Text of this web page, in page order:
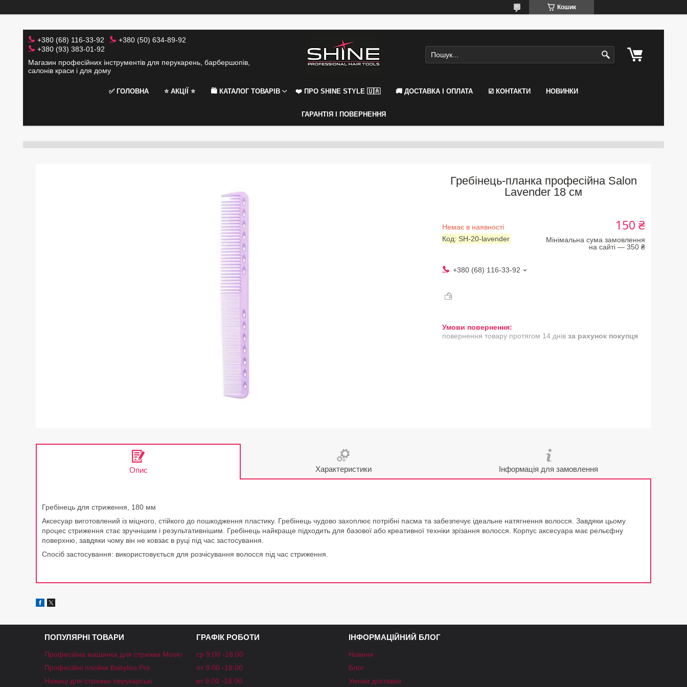
Кошик
+380 (68) 116-33-92
+380 (50) 634-89-92
+380 (93) 383-01-92
Магазин професійних інструментів для перукарень, барбершопів,
салонів краси і для дому
✅ ГОЛОВНА ⭐️ АКЦІЇ ⭐️ 🛍 КАТАЛОГ ТОВАРІВ ❤️ ПРО SHINE STYLE 🇺🇦 🚚 ДОСТАВКА І ОПЛАТА ☑️ КОНТАКТИ НОВИНКИ
ГАРАНТІЯ І ПОВЕРНЕННЯ
Гребінець-планка професійна Salon
Lavender 18 см
Немає в наявності
Код: SH-20-lavender
150 ₴
Мінімальна сума замовлення
на сайті — 350 ₴
+380 (68) 116-33-92
повернення товару протягом 14 днів за рахунок покупця
Опис Характеристики Інформація для замовлення
Гребінець для стриження, 180 мм
Аксесуар виготовлений із міцного, стійкого до пошкодження пластику. Гребінець чудово захоплює потрібні пасма та забезпечує ідеальне натягнення волосся. Завдяки цьому
процес стриження стає зручнішим і результативнішим. Гребінець найкраще підходить для базової або креативної техніки зрізання волосся. Корпус аксесуара має рельєфну
поверхню, завдяки чому він не ковзає в руці під час застосування.
Спосіб застосування: використовується для розчісування волосся під час стриження.
ПОПУЛЯРНІ ТОВАРИ
Професійна машинка для стрижки Moser
Професійні плойки Babyliss Pro
Ножиці для стрижки перукарські
ГРАФІК РОБОТИ
ср 9:00 -18:00
пт 9:00 -18:00
вт 9:00 -18:00
ІНФОРМАЦІЙНИЙ БЛОГ
Новини
Блог
Умови доставки